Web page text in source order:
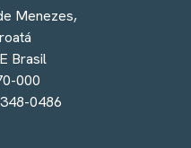
Menezes,
Brasil
000
0486